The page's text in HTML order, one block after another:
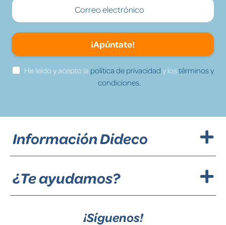
¡Apúntate!
He leído y acepto la política de privacidad y lostérminos y
condiciones.
Información Dideco
¿Te ayudamos?
¡Síguenos!